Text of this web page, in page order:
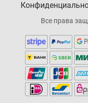
Все права